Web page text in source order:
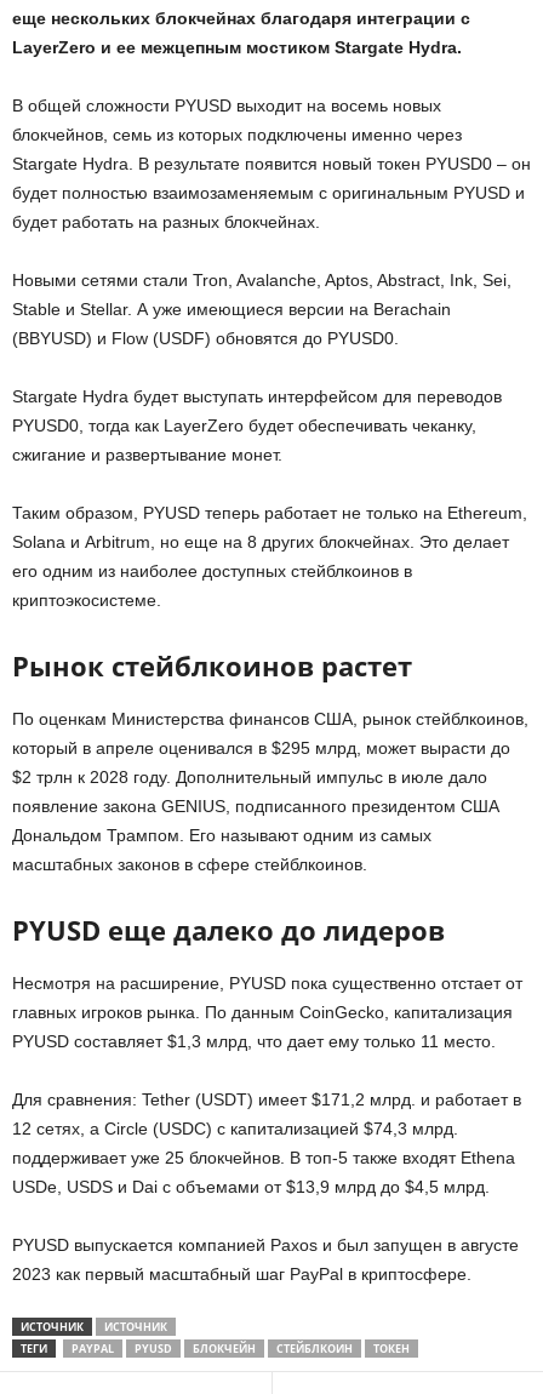
еще нескольких блокчейнах благодаря интеграции с
LayerZero и ее межцепным мостиком Stargate Hydra.
В общей сложности PYUSD выходит на восемь новых
блокчейнов, семь из которых подключены именно через
Stargate Hydra. В результате появится новый токен PYUSD0 – он
будет полностью взаимозаменяемым с оригинальным PYUSD и
будет работать на разных блокчейнах.
Новыми сетями стали Tron, Avalanche, Aptos, Abstract, Ink, Sei,
Stable и Stellar. А уже имеющиеся версии на Berachain
(BBYUSD) и Flow (USDF) обновятся до PYUSD0.
Stargate Hydra будет выступать интерфейсом для переводов
PYUSD0, тогда как LayerZero будет обеспечивать чеканку,
сжигание и развертывание монет.
Таким образом, PYUSD теперь работает не только на Ethereum,
Solana и Arbitrum, но еще на 8 других блокчейнах. Это делает
его одним из наиболее доступных стейблкоинов в
криптоэкосистеме.
Рынок стейблкоинов растет
По оценкам Министерства финансов США, рынок стейблкоинов,
который в апреле оценивался в $295 млрд, может вырасти до
$2 трлн к 2028 году. Дополнительный импульс в июле дало
появление закона GENIUS, подписанного президентом США
Дональдом Трампом. Его называют одним из самых
масштабных законов в сфере стейблкоинов.
PYUSD еще далеко до лидеров
Несмотря на расширение, PYUSD пока существенно отстает от
главных игроков рынка. По данным CoinGecko, капитализация
PYUSD составляет $1,3 млрд, что дает ему только 11 место.
Для сравнения: Tether (USDT) имеет $171,2 млрд. и работает в
12 сетях, а Circle (USDC) с капитализацией $74,3 млрд.
поддерживает уже 25 блокчейнов. В топ-5 также входят Ethena
USDe, USDS и Dai с объемами от $13,9 млрд до $4,5 млрд.
PYUSD выпускается компанией Paxos и был запущен в августе
2023 как первый масштабный шаг PayPal в криптосфере.
ИСТОЧНИК
ИСТОЧНИК
ТЕГИ
PAYPAL PYUSD БЛОКЧЕЙН СТЕЙБЛКОИН ТОКЕН